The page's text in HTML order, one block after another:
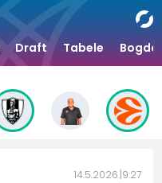
Draft Tabele
14.5.2026. 9:27